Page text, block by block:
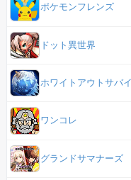
ポケモンフレンズ
ドット異世界
ホワイトアウトサバ
ワンコレ
グランドサマナーズ